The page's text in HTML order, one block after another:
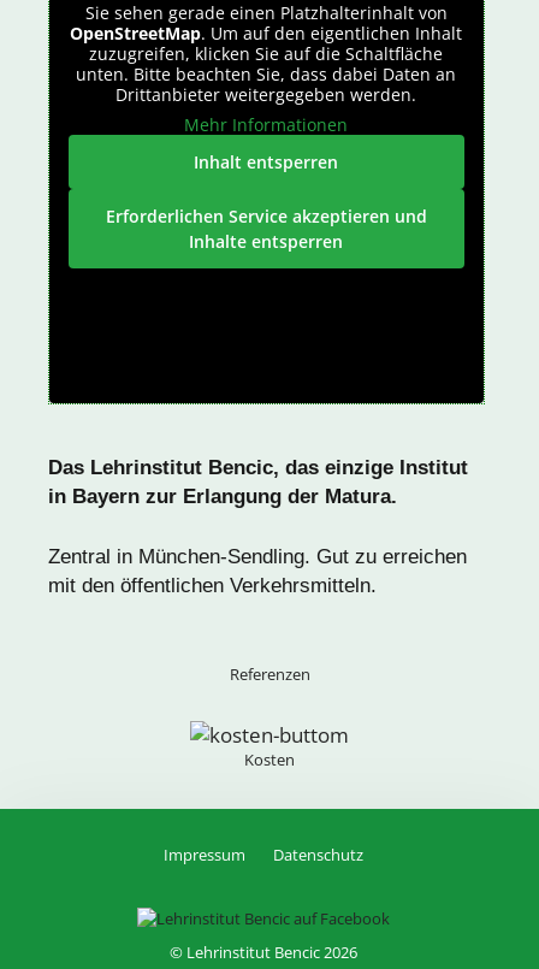
Sie sehen gerade einen Platzhalterinhalt von
OpenStreetMap. Um auf den eigentlichen Inhalt
zuzugreifen, klicken Sie auf die Schaltfläche
unten. Bitte beachten Sie, dass dabei Daten an
Drittanbieter weitergegeben werden.
Mehr Informationen
Inhalt entsperren
Erforderlichen Service akzeptieren und
Inhalte entsperren
Das Lehrinstitut Bencic, das einzige Institut
in Bayern zur Erlangung der Matura.
Zentral in München-Sendling. Gut zu erreichen
mit den öffentlichen Verkehrsmitteln.
Referenzen
Kosten
Impressum Datenschutz
© Lehrinstitut Bencic 2026